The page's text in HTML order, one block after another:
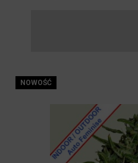
NOWOŚĆ